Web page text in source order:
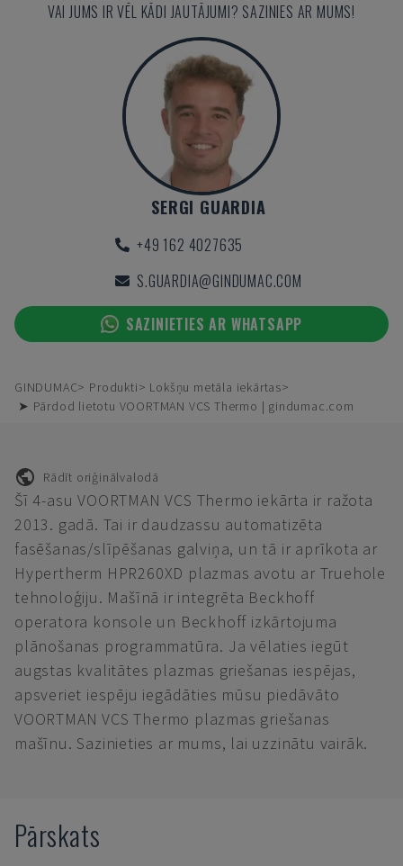
VAI JUMS IR VĒL KĀDI JAUTĀJUMI? SAZINIES AR MUMS!
SERGI GUARDIA
+49 162 4027635
S.GUARDIA@GINDUMAC.COM
SAZINIETIES AR WHATSAPP
GINDUMAC Produkti
Lokšņu metāla iekārtas
➤ Pārdod lietotu VOORTMAN VCS Thermo | gindumac.com
Rādīt oriģinālvalodā
Šī 4-asu VOORTMAN VCS Thermo iekārta ir ražota
2013. gadā. Tai ir daudzassu automatizēta
fasēšanas/slīpēšanas galviņa, un tā ir aprīkota ar
Hypertherm HPR260XD plazmas avotu ar Truehole
tehnoloģiju. Mašīnā ir integrēta Beckhoff
operatora konsole un Beckhoff izkārtojuma
plānošanas programmatūra. Ja vēlaties iegūt
augstas kvalitātes plazmas griešanas iespējas,
apsveriet iespēju iegādāties mūsu piedāvāto
VOORTMAN VCS Thermo plazmas griešanas
mašīnu. Sazinieties ar mums, lai uzzinātu vairāk.
Pārskats